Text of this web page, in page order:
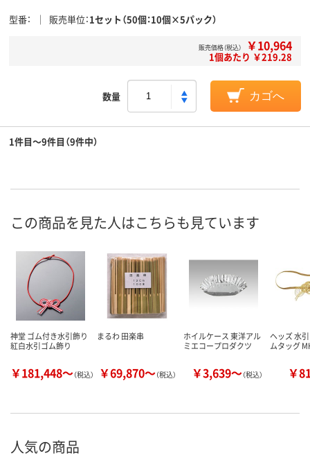
型番 販売単位 1セット（50個：10個×5パック）
販売価格（税込） ￥10,964
1個あたり ￥219.28
数量 カゴへ
1件目～9件目（9件中）
この商品を見た人はこちらも見ています
神堂 ゴム付き水引飾り
紅白水引ゴム飾り
￥181,448～（税込）
まるわ 田楽串
￥69,870～（税込）
ホイルケース 東洋アル
ミエコープロダクツ
￥3,639～（税込）
ヘッズ 水
ムタッグ
￥
人気の商品